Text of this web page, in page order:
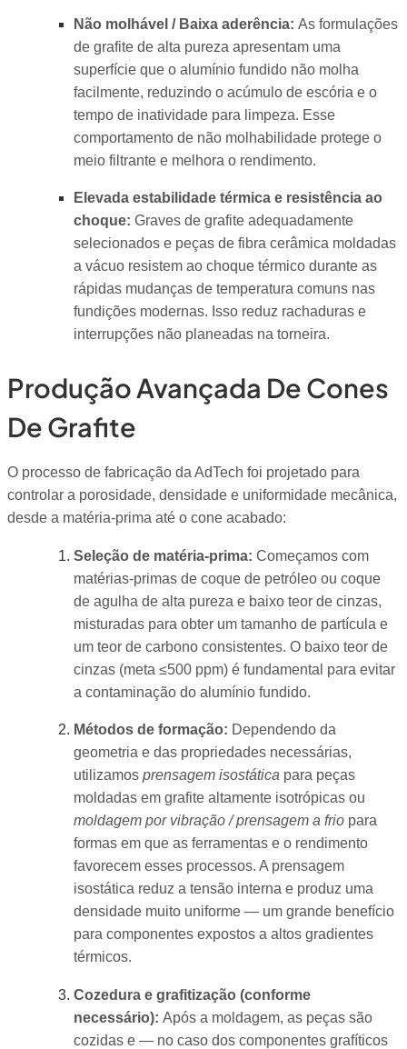
Não molhável / Baixa aderência: As formulações
de grafite de alta pureza apresentam uma
superfície que o alumínio fundido não molha
facilmente, reduzindo o acúmulo de escória e o
tempo de inatividade para limpeza. Esse
comportamento de não molhabilidade protege o
meio filtrante e melhora o rendimento.
Elevada estabilidade térmica e resistência ao
choque: Graves de grafite adequadamente
selecionados e peças de fibra cerâmica moldadas
a vácuo resistem ao choque térmico durante as
rápidas mudanças de temperatura comuns nas
fundições modernas. Isso reduz rachaduras e
interrupções não planeadas na torneira.
Produção Avançada De Cones
De Grafite
O processo de fabricação da AdTech foi projetado para
controlar a porosidade, densidade e uniformidade mecânica,
desde a matéria-prima até o cone acabado:
Seleção de matéria-prima: Começamos com
matérias-primas de coque de petróleo ou coque
de agulha de alta pureza e baixo teor de cinzas,
misturadas para obter um tamanho de partícula e
um teor de carbono consistentes. O baixo teor de
cinzas (meta ≤500 ppm) é fundamental para evitar
a contaminação do alumínio fundido.
Métodos de formação: Dependendo da
geometria e das propriedades necessárias,
utilizamos prensagem isostática para peças
moldadas em grafite altamente isotrópicas ou
moldagem por vibração / prensagem a friopara
formas em que as ferramentas e o rendimento
favorecem esses processos. A prensagem
isostática reduz a tensão interna e produz uma
densidade muito uniforme — um grande benefício
para componentes expostos a altos gradientes
térmicos.
Cozedura e grafitização (conforme
necessário): Após a moldagem, as peças são
cozidas e — no caso dos componentes grafíticos